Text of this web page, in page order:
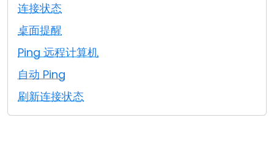
连接状态
桌面提醒
Ping 远程计算机
自动 Ping
刷新连接状态
Active Directory 支持
MSI 配置
云和本地